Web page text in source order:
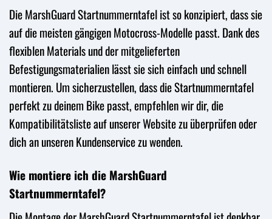
Die MarshGuard Startnummerntafel ist so konzipiert, dass sie
auf die meisten gängigen Motocross-Modelle passt. Dank des
flexiblen Materials und der mitgelieferten
Befestigungsmaterialien lässt sie sich einfach und schnell
montieren. Um sicherzustellen, dass die Startnummerntafel
perfekt zu deinem Bike passt, empfehlen wir dir, die
Kompatibilitätsliste auf unserer Website zu überprüfen oder
dich an unseren Kundenservice zu wenden.
Wie montiere ich die MarshGuard
Startnummerntafel?